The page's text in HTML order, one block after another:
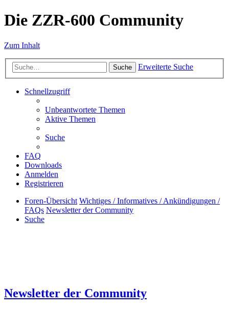
Die ZZR-600 Community
Zum Inhalt
Suche Erweiterte Suche
Schnellzugriff
Unbeantwortete Themen
Aktive Themen
Suche
FAQ
Downloads
Anmelden
Registrieren
Foren-Übersicht Wichtiges / Informatives / Ankündigungen /
FAQs Newsletter der Community
Suche
Newsletter der Community